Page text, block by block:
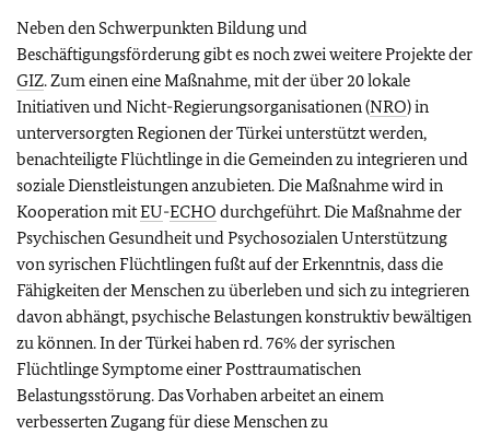
Neben den Schwerpunkten Bildung und
Beschäftigungsförderung gibt es noch zwei weitere Projekte der
GIZ. Zum einen eine Maßnahme, mit der über 20 lokale
Initiativen und Nicht-Regierungsorganisationen (NRO) in
unterversorgten Regionen der Türkei unterstützt werden,
benachteiligte Flüchtlinge in die Gemeinden zu integrieren und
soziale Dienstleistungen anzubieten. Die Maßnahme wird in
Kooperation mitEU-ECHO durchgeführt. Die Maßnahme der
Psychischen Gesundheit und Psychosozialen Unterstützung
von syrischen Flüchtlingen fußt auf der Erkenntnis, dass die
Fähigkeiten der Menschen zu überleben und sich zu integrieren
davon abhängt, psychische Belastungen konstruktiv bewältigen
zu können. In der Türkei haben rd. 76% der syrischen
Flüchtlinge Symptome einer Posttraumatischen
Belastungsstörung. Das Vorhaben arbeitet an einem
verbesserten Zugang für diese Menschen zu